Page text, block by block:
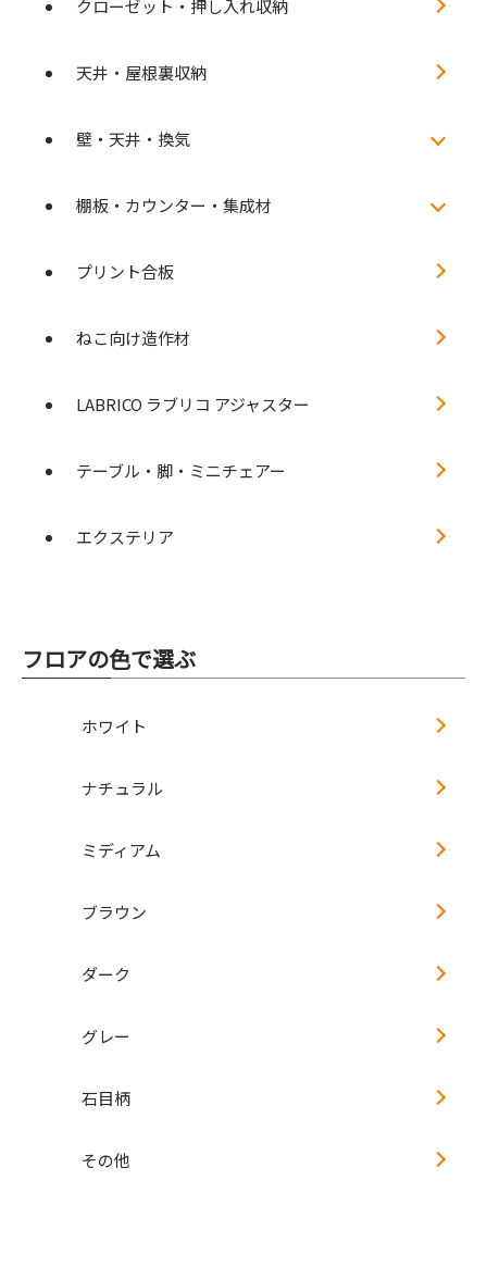
クローゼット・押し入れ収納
天井・屋根裏収納
壁・天井・換気
棚板・カウンター・集成材
プリント合板
ねこ向け造作材
LABRICO ラブリコ アジャスター
テーブル・脚・ミニチェアー
エクステリア
フロアの色で選ぶ
ホワイト
ナチュラル
ミディアム
ブラウン
ダーク
グレー
石目柄
その他